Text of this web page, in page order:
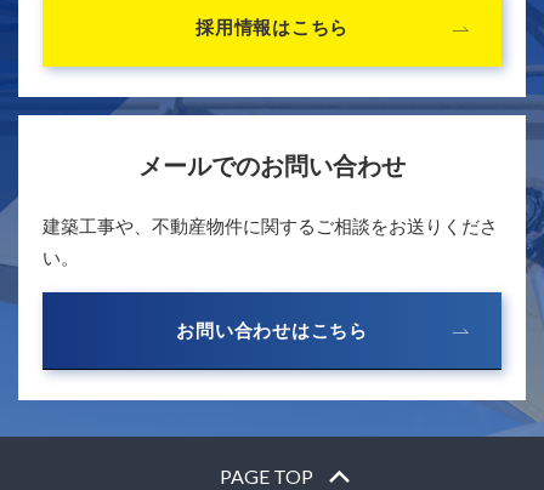
採用情報はこちら
メールでのお問い合わせ
建築工事や、不動産物件に関するご相談をお送りくださ
い。
お問い合わせはこちら
PAGE TOP